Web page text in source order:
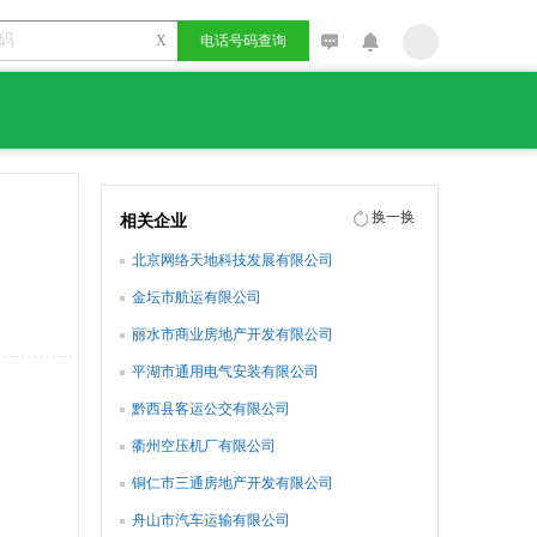
X 电话号码查询
相关企业 换一换
北京网络天地科技发展有限公司
金坛市航运有限公司
丽水市商业房地产开发有限公司
平湖市通用电气安装有限公司
黔西县客运公交有限公司
衢州空压机厂有限公司
铜仁市三通房地产开发有限公司
舟山市汽车运输有限公司